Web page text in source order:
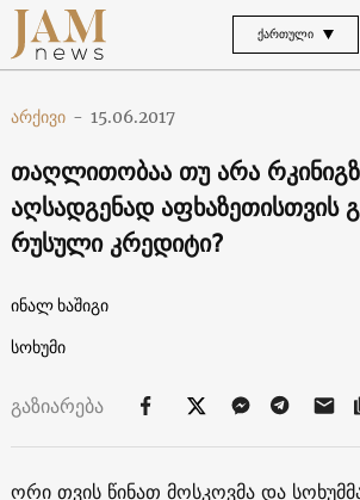
ᲥᲐᲠᲗᲣᲚᲘ
არქივი - 15.06.2017
თაღლითობაა თუ არა
აღსადგენად
რუსული კრედიტი?
ინალ ხაშიგი
სოხუმი
გაზიარება
ორი თვის წინათ მოსკოვმა და